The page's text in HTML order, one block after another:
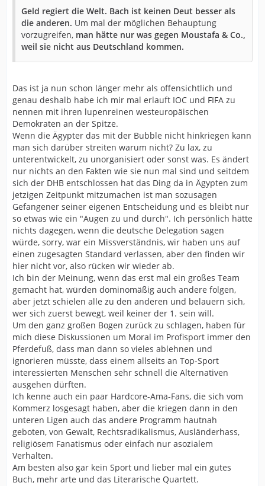
Geld regiert die Welt. Bach ist keinen Deut besser als
die anderen. Um mal der möglichen Behauptung
vorzugreifen, man hätte nur was gegen Moustafa & Co.,
weil sie nicht aus Deutschland kommen.
Das ist ja nun schon länger mehr als offensichtlich und
genau deshalb habe ich mir mal erlauft IOC und FIFA zu
nennen mit ihren lupenreinen westeuropäischen
Demokraten an der Spitze.
Wenn die Ägypter das mit der Bubble nicht hinkriegen kann
man sich darüber streiten warum nicht? Zu lax, zu
unterentwickelt, zu unorganisiert oder sonst was. Es ändert
nur nichts an den Fakten wie sie nun mal sind und seitdem
sich der DHB entschlossen hat das Ding da in Ägypten zum
jetzigen Zeitpunkt mitzumachen ist man sozusagen
Gefangener seiner eigenen Entscheidung und es bleibt nur
so etwas wie ein "Augen zu und durch". Ich persönlich hätte
nichts dagegen, wenn die deutsche Delegation sagen
würde, sorry, war ein Missverständnis, wir haben uns auf
einen zugesagten Standard verlassen, aber den finden wir
hier nicht vor, also rücken wir wieder ab.
Ich bin der Meinung, wenn das erst mal ein großes Team
gemacht hat, würden dominomäßig auch andere folgen,
aber jetzt schielen alle zu den anderen und belauern sich,
wer sich zuerst bewegt, weil keiner der 1. sein will.
Um den ganz großen Bogen zurück zu schlagen, haben für
mich diese Diskussionen um Moral im Profisport immer den
Pferdefuß, dass man dann so vieles ablehnen und
ignorieren müsste, dass einem allseits an Top-Sport
interessierten Menschen sehr schnell die Alternativen
ausgehen dürften.
Ich kenne auch ein paar Hardcore-Ama-Fans, die sich vom
Kommerz losgesagt haben, aber die kriegen dann in den
unteren Ligen auch das andere Programm hautnah
geboten, von Gewalt, Rechtsradikalismus, Ausländerhass,
religiösem Fanatismus oder einfach nur asozialem
Verhalten.
Am besten also gar kein Sport und lieber mal ein gutes
Buch, mehr arte und das Literarische Quartett.